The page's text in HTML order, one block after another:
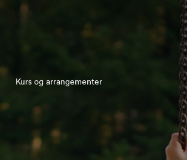
Kurs og arrangementer